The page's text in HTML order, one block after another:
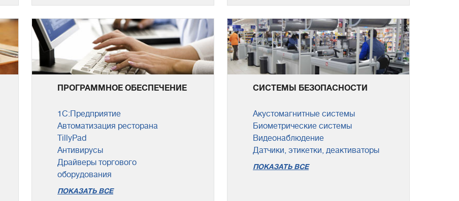
ПРОГРАММНОЕ ОБЕСПЕЧЕНИЕ
1С:Предприятие
Автоматизация ресторана
TillyPad
Антивирусы
Драйверы торгового
оборудования
ПОКАЗАТЬ ВСЕ
СИСТЕМЫ БЕЗОПАСНОСТИ
Акустомагнитные системы
Биометрические системы
Видеонаблюдение
Датчики, этикетки, деактиваторы
ПОКАЗАТЬ ВСЕ